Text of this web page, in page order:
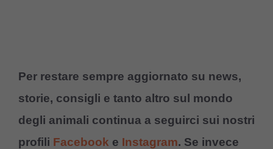
Per restare sempre aggiornato su news,
storie, consigli e tanto altro sul mondo
degli animali continua a seguirci sui nostri
profili Facebook e Instagram. Se invece